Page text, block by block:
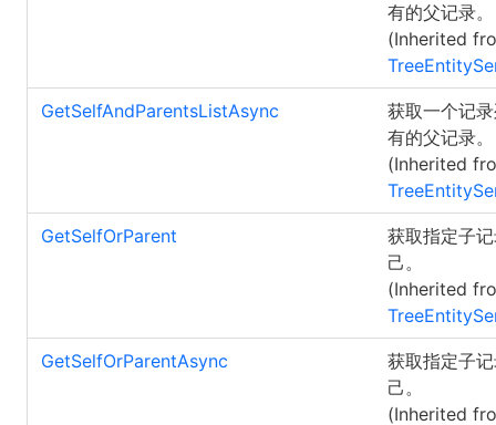
有的父记录。
(Inherited
GetSelfAndParentsListAsync
获取一个记
有的父记录。
(Inherited
GetSelfOrParent
获取指定子
己。
(Inherited
GetSelfOrParentAsync
获取指定子
己。
(Inherited